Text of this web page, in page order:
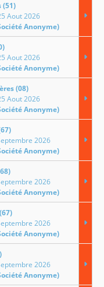
(51)
Aout 2026
Anonyme)
Aout 2026
Anonyme)
(08)
Aout 2026
Anonyme)
2026
Anonyme)
2026
Anonyme)
2026
Anonyme)
2026
Anonyme)